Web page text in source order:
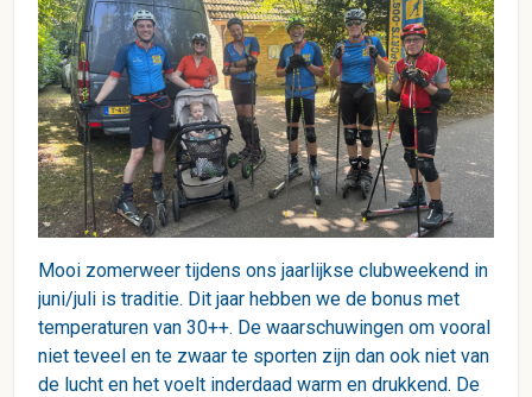
Mooi zomerweer tijdens ons jaarlijkse clubweekend in
juni/juli is traditie. Dit jaar hebben we de bonus met
temperaturen van 30++. De waarschuwingen om vooral
niet teveel en te zwaar te sporten zijn dan ook niet van
de lucht en het voelt inderdaad warm en drukkend. De